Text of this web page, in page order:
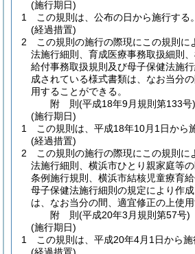
(施行期日)
1
この規則は、公布の日から施行する。
(経過措置)
2
この規則の施行の際現にこの規則に
法施行細則、育成医療事務取扱細則
給付事務取扱規則及び母子保健法施
成されている様式書類は、なお当分
用することができる。
附 則(平成18年9月規則第133号)
(施行期日)
1
この規則は、平成18年10月1日から
(経過措置)
2
この規則の施行の際現にこの規則に
法施行細則、横浜市ひとり親家庭等
条例施行規則、横浜市結核児童療育
母子保健法施行細則の規定により作
は、なお当分の間、適宜修正の上使用
附 則(平成20年3月規則第57号)
(施行期日)
1
この規則は、平成20年4月1日から施
(経過措置)